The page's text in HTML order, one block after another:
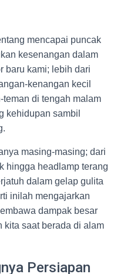
mencapai puncak
kesenangan dalam
baru kami; lebih dari
kenangan kecil
di tengah malam
kehidupan sambil
masing-masing; dari
hingga headlamp terang
dalam gelap gulita
inilah mengajarkan
dampak besar
kita saat berada di alam
Persiapan